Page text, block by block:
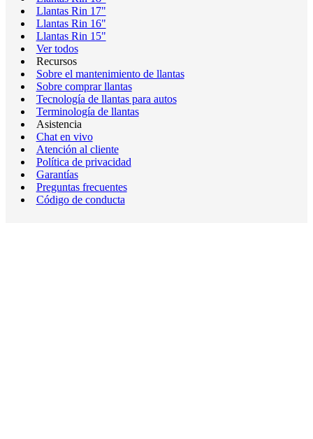
Llantas Rin 17"
Llantas Rin 16"
Llantas Rin 15"
Ver todos
Recursos
Sobre el mantenimiento de llantas
Sobre comprar llantas
Tecnología de llantas para autos
Terminología de llantas
Asistencia
Chat en vivo
Atención al cliente
Política de privacidad
Garantías
Preguntas frecuentes
Código de conducta